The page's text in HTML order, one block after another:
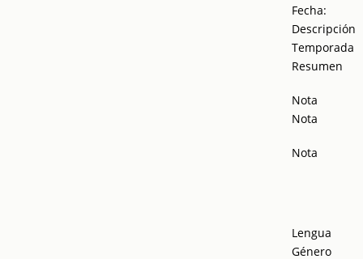
Fecha:
Descripción
Temporada
Resumen
Nota
Nota
Nota
Lengua
Género